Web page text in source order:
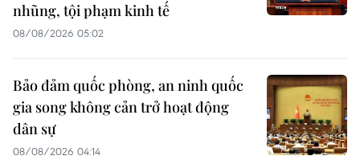
nhũng, tội phạm kinh tế
08/08/2026 05:02
Bảo đảm quốc phòng, an ninh quốc
gia song không cản trở hoạt động
dân sự
08/08/2026 04:14